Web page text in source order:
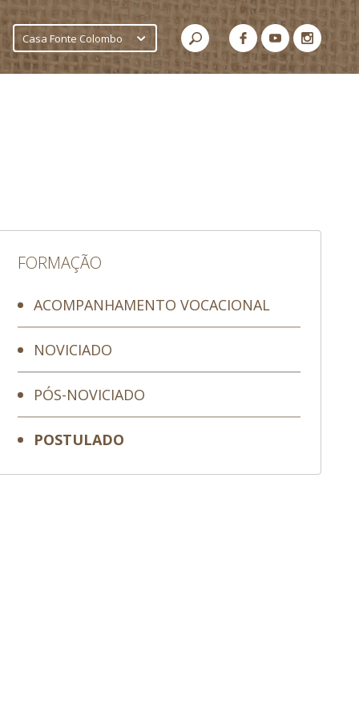
Casa Fonte Colombo
FORMAÇÃO
ACOMPANHAMENTO VOCACIONAL
NOVICIADO
PÓS-NOVICIADO
POSTULADO